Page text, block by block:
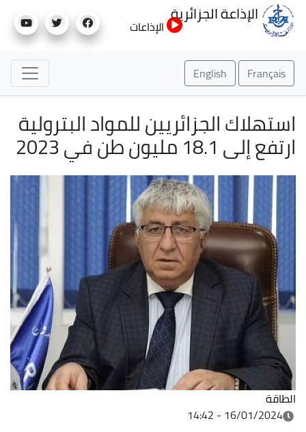
إلى
الإذاعة الجزائرية
الإذاعات
Français
English
استهلاك الجزائريين للمواد البترولية
ارتفع إلى 18.1 مليون طن في 2023
الطاقة
16/01/2024 - 14:42